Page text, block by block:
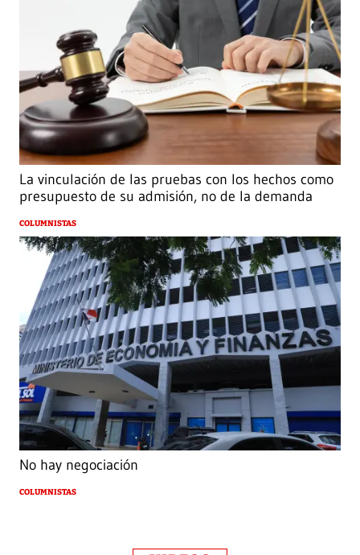
La vinculación de las pruebas con los hechos como
presupuesto de su admisión, no de la demanda
COLUMNISTAS
No hay negociación
COLUMNISTAS